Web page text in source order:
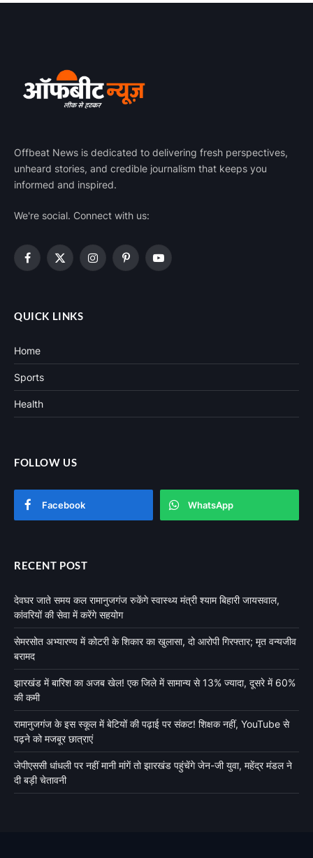
Offbeat News is dedicated to delivering fresh perspectives,
unheard stories, and credible journalism that keeps you
informed and inspired.
We're social. Connect with us:
Facebook
X
InstagramPinterestYouTube
QUICK LINKS
Home
Sports
Health
FOLLOW US
Facebook WhatsApp
RECENT POST
देवघर जाते समय कल रामानुजगंज रुकेंगे स्वास्थ्य मंत्री श्याम बिहारी जायसवाल,
कांवरियों की सेवा में करेंगे सहयोग
सेमरसोत अभ्यारण्य में कोटरी के शिकार का खुलासा, दो आरोपी गिरफ्तार; मृत वन्यजीव
बरामद
झारखंड में बारिश का अजब खेल! एक जिले में सामान्य से 13% ज्यादा, दूसरे में 60%
की कमी
रामानुजगंज के इस स्कूल में बेटियों की पढ़ाई पर संकट! शिक्षक नहीं, YouTube से
पढ़ने को मजबूर छात्राएं
जेपीएससी धांधली पर नहीं मानी मांगें तो झारखंड पहुंचेंगे जेन-जी युवा, महेंद्र मंडल ने
दी बड़ी चेतावनी